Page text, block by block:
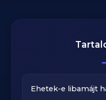
Ehetek-e libamájt